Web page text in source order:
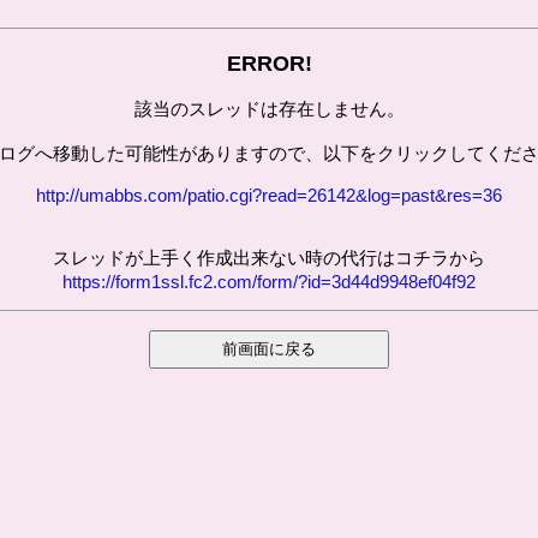
ERROR!
該当のスレッドは存在しません。
グへ移動した可能性がありますので、以下をクリックしてくだ
http://umabbs.com/patio.cgi?read=26142&log=past&res=36
スレッドが上手く作成出来ない時の代行はコチラから
https://form1ssl.fc2.com/form/?id=3d44d9948ef04f92